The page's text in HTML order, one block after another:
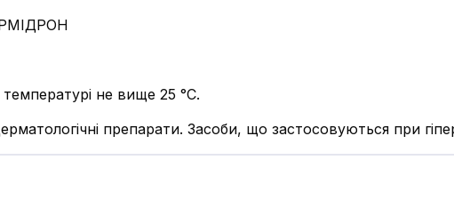
температурі не вище 25 °С.
препарати. Засоби, що застосовуються при